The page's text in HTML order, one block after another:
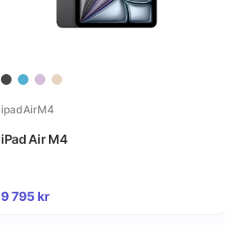
ipadAirM4
iPad Air M4
9 795kr